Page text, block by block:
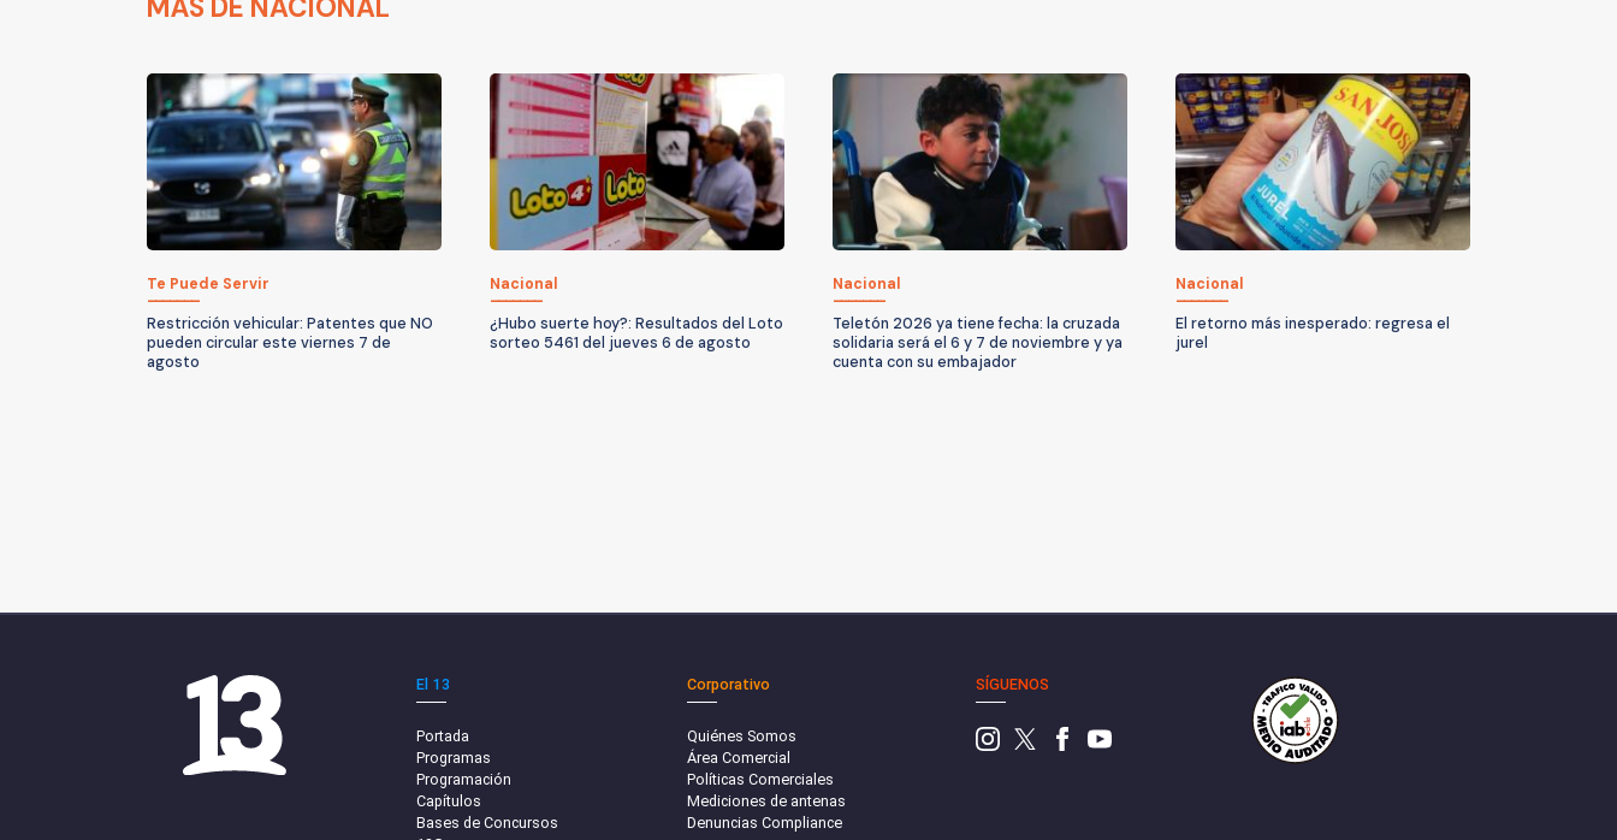
MÁS DE NACIONAL
Te Puede Servir
Restricción vehicular: Patentes que NO
pueden circular este viernes 7 de
agosto
Nacional
¿Hubo suerte hoy?: Resultados del Loto
sorteo 5461 del jueves 6 de agosto
Nacional
Teletón 2026 ya tiene fecha: la cruzada
solidaria será el 6 y 7 de noviembre y ya
cuenta con su embajador
Nacional
El retorno más inesperado: regresa el
jurel
El 13
Portada
Programas
Programación
Capítulos
Bases de Concursos
Corporativo
Quiénes Somos
Área Comercial
Políticas Comerciales
Mediciones de antenas
Denuncias Compliance
SÍGUENOS